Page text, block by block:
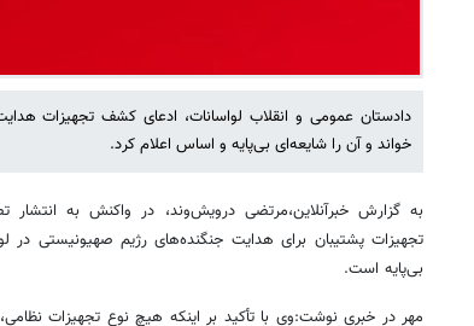
دادستان عمومی و انقلاب لواسانات، ادعای کشف تجهیزات
خواند و آن را شایعه‌ای بی‌پایه و اساس اعلام کرد.
به گزارش خبرآنلاین،مرتضی درویش‌وند، در واکنش به
تجهیزات پشتیبان برای هدایت جنگنده‌های رژیم صهیونیستی در
بی‌پایه است.
مهر در خبری نوشت:وی با تأکید بر اینکه هیچ نوع تجهیزات